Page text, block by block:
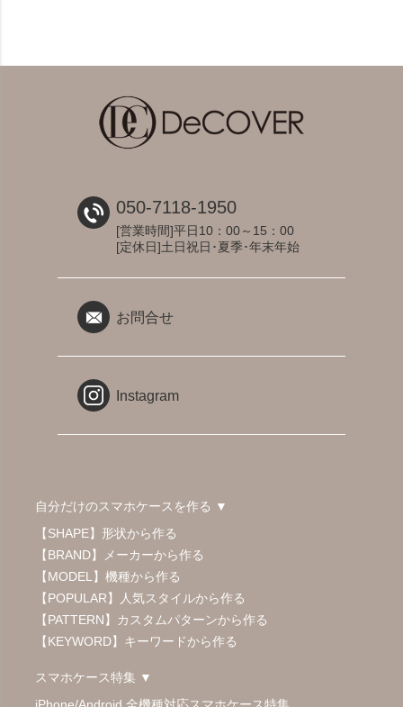
050-7118-1950
[営業時間]平日10：00～15：00
[定休日]土日祝日･夏季･年末年始
お問合せ
Instagram
自分だけのスマホケースを作る ▼
【SHAPE】形状から作る
【BRAND】メーカーから作る
【MODEL】機種から作る
【POPULAR】人気スタイルから作る
【PATTERN】カスタムパターンから作る
【KEYWORD】キーワードから作る
スマホケース特集 ▼